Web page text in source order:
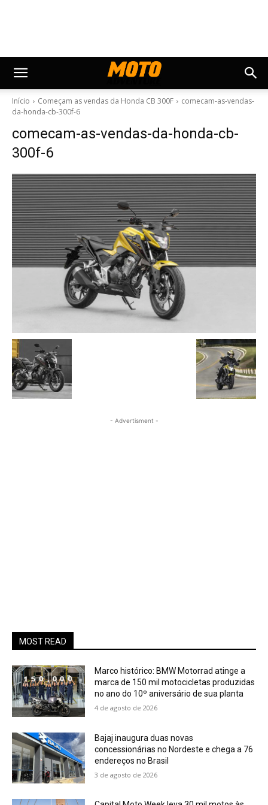
Início Começam as vendas da Honda CB 300F
comecam-as-vendas-
da-honda-cb-300f-6
comecam-as-vendas-da-honda-cb-
300f-6
- Advertisment -
MOST READ
Marco histórico: BMW Motorrad atinge a
marca de 150 mil motocicletas produzidas
no ano do 10º aniversário de sua planta
4 de agosto de 2026
Bajaj inaugura duas novas
concessionárias no Nordeste e chega a 76
endereços no Brasil
3 de agosto de 2026